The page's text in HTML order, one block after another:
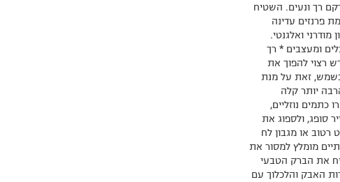
רך ונעים. השטיח
פרנזים עדינה
ואלגנטי.
ומעצבים * רך
רצוי להפוך את
זאת על מנת
יותר קלה
כתמים נוזליים,
סופג, ולספוג את
רטוב או מגבון לח
מומלץ למסור את
את הברק הטבעי
האבק והלכלוך עם